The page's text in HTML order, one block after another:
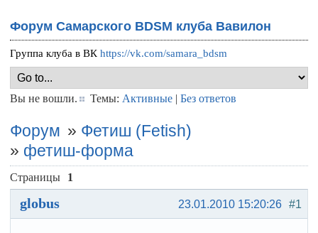
Форум Самарского BDSM клуба Вавилон
Группа клуба в ВКhttps://vk.com/samara_bdsm
Вы не вошли. Темы: Активные |Без ответов
Форум » Фетиш (Fetish)
» фетиш-форма
Страницы 1
#1
23.01.2010 15:20:26
globus